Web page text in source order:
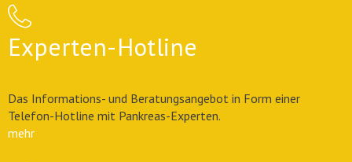
Experten-Hotline
Das Informations- und Beratungsangebot in Form einer
Telefon-Hotline mit Pankreas-Experten.
mehr